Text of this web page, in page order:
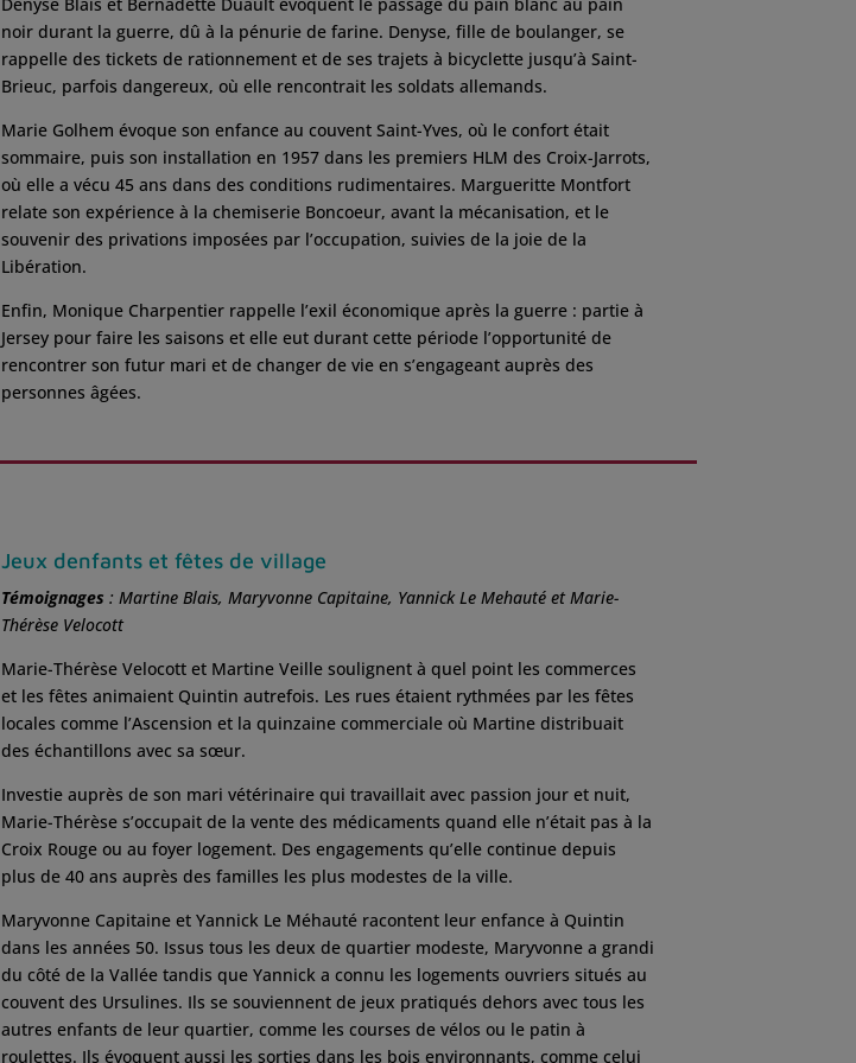
noir durant la guerre, dû à la pénurie de farine. Denyse, fille de boulanger, se
rappelle des tickets de rationnement et de ses trajets à bicyclette jusqu’à Saint-
Brieuc, parfois dangereux, où elle rencontrait les soldats allemands.
Marie Golhem évoque son enfance au couvent Saint-Yves, où le confort était
sommaire, puis son installation en 1957 dans les premiers HLM des Croix-Jarrots,
où elle a vécu 45 ans dans des conditions rudimentaires. Margueritte Montfort
relate son expérience à la chemiserie Boncoeur, avant la mécanisation, et le
souvenir des privations imposées par l’occupation, suivies de la joie de la
Libération.
Enfin, Monique Charpentier rappelle l’exil économique après la guerre : partie à
Jersey pour faire les saisons et elle eut durant cette période l’opportunité de
rencontrer son futur mari et de changer de vie en s’engageant auprès des
personnes âgées.
Jeux denfants et fêtes de village
Témoignages : Martine Blais, Maryvonne Capitaine, Yannick Le Mehauté et Marie-
Thérèse Velocott
Marie-Thérèse Velocott et Martine Veille soulignent à quel point les commerces
et les fêtes animaient Quintin autrefois. Les rues étaient rythmées par les fêtes
locales comme l’Ascension et la quinzaine commerciale où Martine distribuait
des échantillons avec sa sœur.
Investie auprès de son mari vétérinaire qui travaillait avec passion jour et nuit,
Marie-Thérèse s’occupait de la vente des médicaments quand elle n’était pas à la
Croix Rouge ou au foyer logement. Des engagements qu’elle continue depuis
plus de 40 ans auprès des familles les plus modestes de la ville.
Maryvonne Capitaine et Yannick Le Méhauté racontent leur enfance à Quintin
dans les années 50. Issus tous les deux de quartier modeste, Maryvonne a grandi
du côté de la Vallée tandis que Yannick a connu les logements ouvriers situés au
couvent des Ursulines. Ils se souviennent de jeux pratiqués dehors avec tous les
autres enfants de leur quartier, comme les courses de vélos ou le patin à
roulettes. Ils évoquent aussi les sorties dans les bois environnants, comme celui